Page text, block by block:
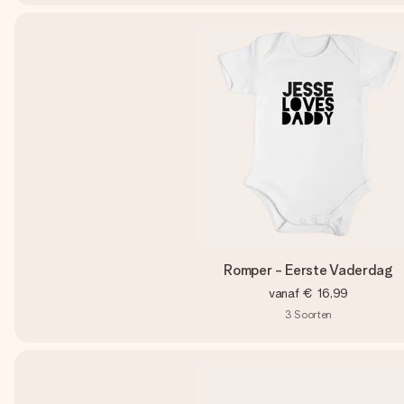
Romper - Eerste Vaderdag
vanaf € 16,99
3 Soorten